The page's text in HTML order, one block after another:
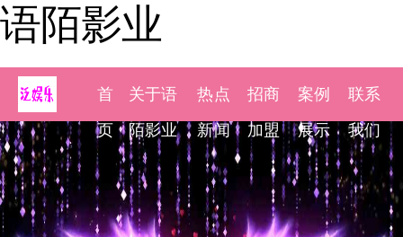
语陌影业
首
页
关于语
陌影业
热点
新闻
招商
加盟
案例
展示
联系
我们